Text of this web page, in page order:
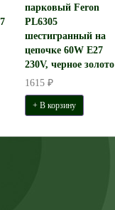
парковый Feron
PL6305
шестигранный на
цепочке 60W E27
230V, черное золото
1615 ₽
+ В корзину